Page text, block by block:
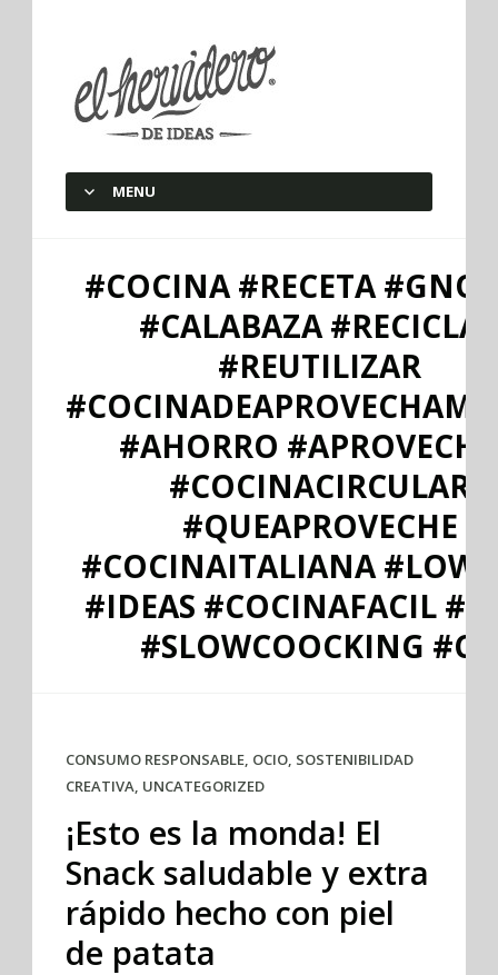
elherviderodeideas
MENU
#COCINA #RECETA
#CALABAZA
#REUTILIZAR
#AHORRO
#COCINACIRCULAR
#QUEAPROVECHE
#COCINAITALIANA
#IDEAS #COCINAFACIL
#SLOWCOOCKING #CO
CONSUMO RESPONSABLE, OCIO, SOSTENIBILIDAD
CREATIVA, UNCATEGORIZED
¡Esto es la monda! El
Snack saludable y extra
rápido hecho con piel
de patata